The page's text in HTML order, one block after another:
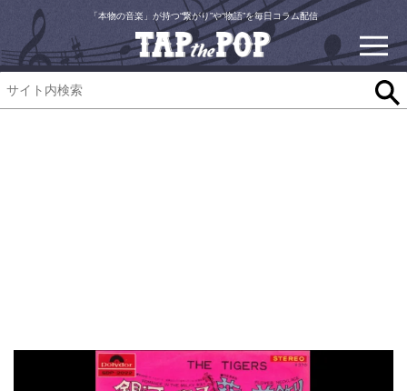
「本物の音楽」が持つ“繋がり”や“物語”を毎日コラム配信